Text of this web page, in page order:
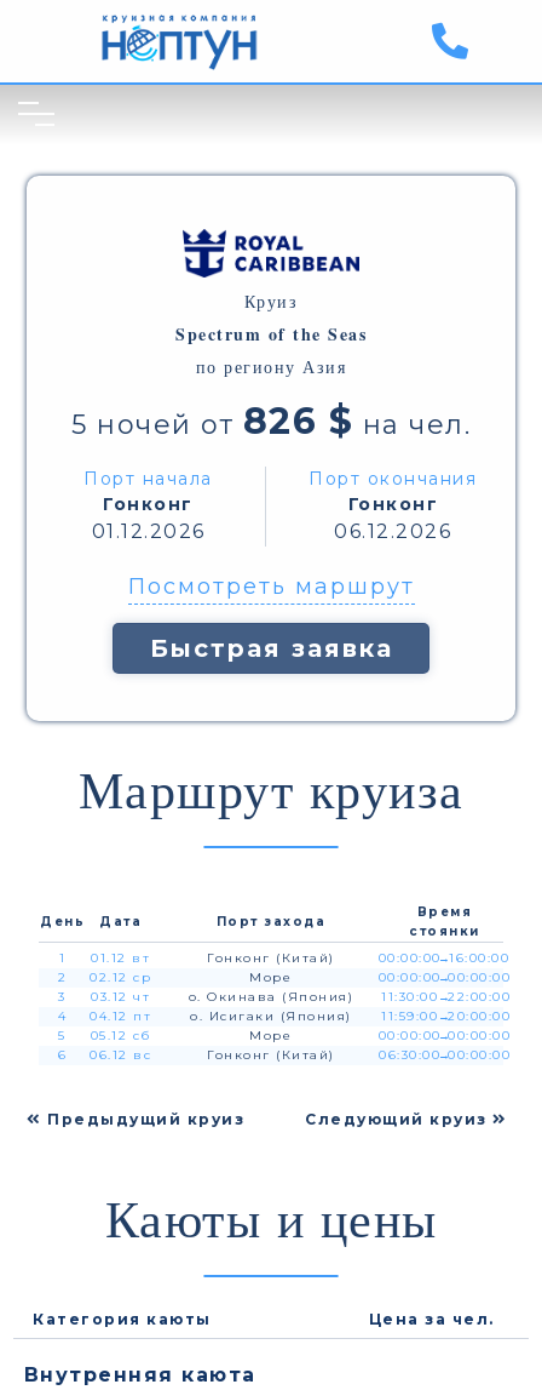
Круиз
Spectrum of the Seas
по региону Азия
5 ночей от 826 $ на чел.
Порт начала
Гонконг
01.12.2026
Порт окончания
Гонконг
06.12.2026
Посмотреть маршрут
Быстрая заявка
Маршрут круиза
День Дата Порт захода
Время
стоянки
1
01.12 вт Гонконг (Китай) 00:00:00→16:00:00
2
02.12 ср Море 00:00:00→00:00:00
3
03.12 чт о. Окинава (Япония) 11:30:00 →22:00:00
4
04.12 пт о. Исигаки (Япония) 11:59:00 →20:00:00
5
05.12 сб Море 00:00:00→00:00:00
6
06.12 вс Гонконг (Китай) 06:30:00→00:00:00
Предыдущий круиз Следующий круиз
Каюты и цены
Категория каюты Цена за чел.
Внутренняя каюта